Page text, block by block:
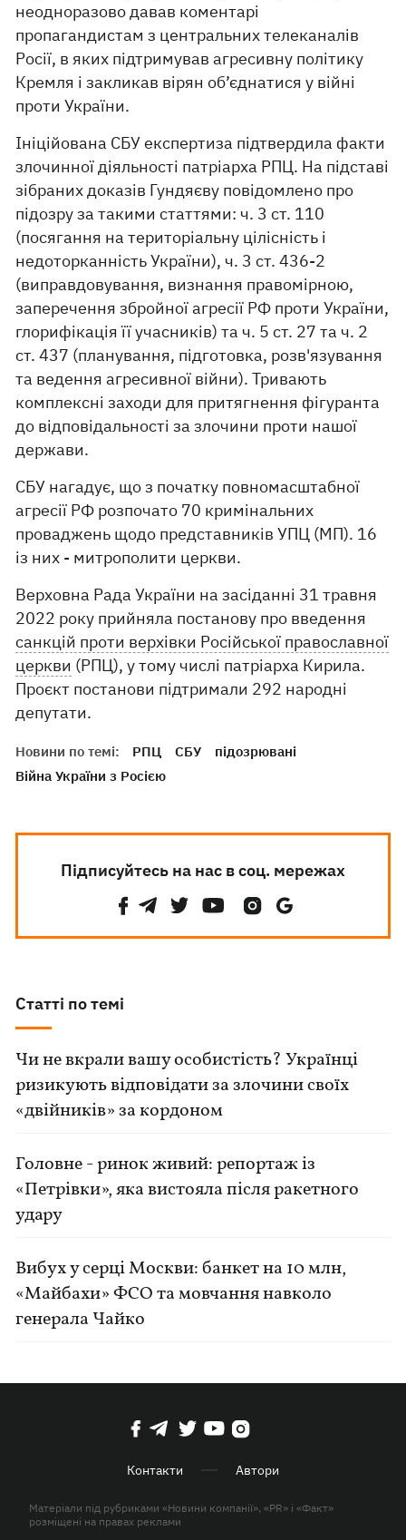
неодноразово давав коментарі
пропагандистам з центральних телеканалів
Росії, в яких підтримував агресивну політику
Кремля і закликав вірян об’єднатися у війні
проти України.
Ініційована СБУ експертиза підтвердила факти
злочинної діяльності патріарха РПЦ. На підставі
зібраних доказів Гундяєву повідомлено про
підозру за такими статтями: ч. 3 ст. 110
(посягання на територіальну цілісність і
недоторканність України), ч. 3 ст. 436-2
(виправдовування, визнання правомірною,
заперечення збройної агресії РФ проти України,
глорифікація її учасників) та ч. 5 ст. 27 та ч. 2
ст. 437 (планування, підготовка, розв'язування
та ведення агресивної війни). Тривають
комплексні заходи для притягнення фігуранта
до відповідальності за злочини проти нашої
держави.
СБУ нагадує, що з початку повномасштабної
агресії РФ розпочато 70 кримінальних
проваджень щодо представників УПЦ (МП). 16
із них - митрополити церкви.
Верховна Рада України на засіданні 31 травня
2022 року прийняла постанову про введення
санкцій проти верхівки Російської православної
церкви (РПЦ), у тому числі патріарха Кирила.
Проєкт постанови підтримали 292 народні
депутати.
Новини по темі: РПЦ СБУ
підозрювані
Війна України з Росією
Підписуйтесь на нас в соц. мережах
Статті по темі
Чи не вкрали вашу особистість? Українці
ризикують відповідати за злочини своїх
«двійників» за кордоном
Головне - ринок живий: репортаж із
«Петрівки», яка вистояла після ракетного
удару
Вибух у серці Москви: банкет на 10 млн,
«Майбахи» ФСО та мовчання навколо
генерала Чайко
Контакти Автори
Матеріали під рубриками «Новини компанії», «PR» і «Факт»
розміщені на правах реклами